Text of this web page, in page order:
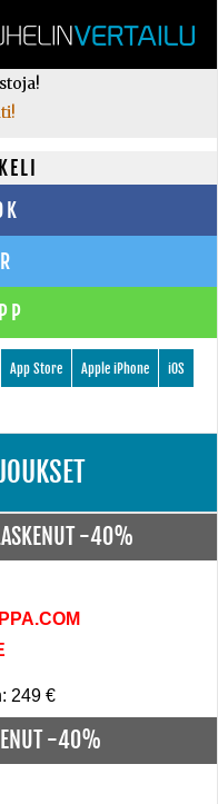
iOS
Apple iPhone
App Store
-40%
249 €
-40%